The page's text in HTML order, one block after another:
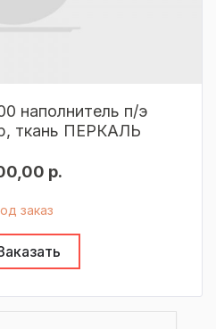
наполнитель п/э
ткань ПЕРКАЛЬ
р.
заказ